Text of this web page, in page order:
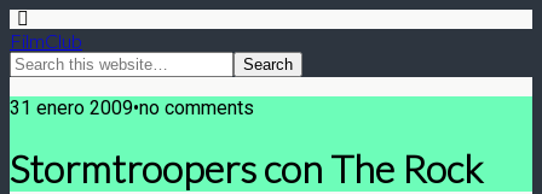
FilmClub
31 enero 2009•no comments
Stormtroopers con The Rock